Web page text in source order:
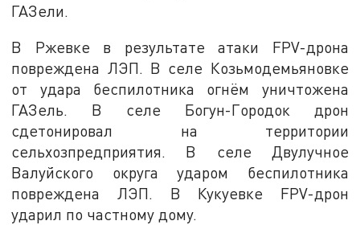
ГАЗели.
В Ржевке в результате атаки FPV-дрона
повреждена ЛЭП. В селе Козьмодемьяновке
от удара беспилотника огнём уничтожена
ГАЗель. В селе Богун-Городок дрон
сдетонировал на территории
сельхозпредприятия. В селе Двулучное
Валуйского округа ударом беспилотника
повреждена ЛЭП. В Кукуевке FPV-дрон
ударил по частному дому.